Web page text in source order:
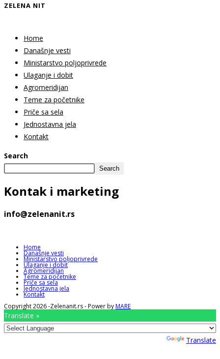
ZELENA NIT
Home
Današnje vesti
Ministarstvo poljoprivrede
Ulaganje i dobit
Agromeridijan
Teme za početnike
Priče sa sela
Jednostavna jela
Kontakt
Search
Search
Kontak i marketing
info@zelenanit.rs
Home
Današnje vesti
Ministarstvo poljoprivrede
Ulaganje i dobit
Agromeridijan
Teme za početnike
Priče sa sela
Jednostavna jela
Kontakt
Copyright 2026 -Zelenanit.rs - Power byMARE
Translate »
Translate